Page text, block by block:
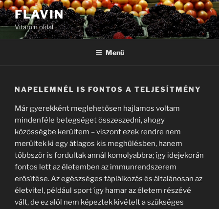
Tartalomhoz
FLAVIN
Vitamin oldal
Menü
NAPELEMNÉL IS FONTOS A TELJESÍTMÉNY
Már gyerekként meglehetősen hajlamos voltam
mindenféle betegséget összeszedni, ahogy
közösségbe kerültem – viszont ezek rendre nem
merültek ki egy átlagos kis meghűlésben, hanem
többször is fordultak annál komolyabbra; így idejekorán
fontos lett az életemben az immunrendszerem
erősítése. Az egészséges táplálkozás és általánosan az
életvitel, például sport így hamar az életem részévé
vált, de ez alól nem képeztek kivételt a szükséges